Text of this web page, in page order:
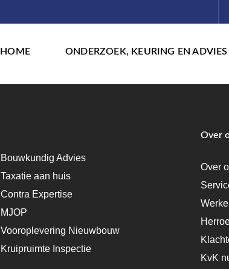
HOME ONDERZOEK, KEURING EN ADVIES
Bouwkundig Advies
Taxatie aan huis
Contra Expertise
MJOP
Vooroplevering Nieuwbouw
Kruipruimte Inspectie
Over
Over
KvK